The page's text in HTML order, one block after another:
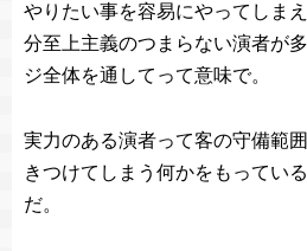
やりたい事を容易にやってしま
分至上主義のつまらない演者が
ジ全体を通してって意味で。
実力のある演者って客の守備範
きつけてしまう何かをもってい
だ。